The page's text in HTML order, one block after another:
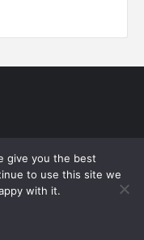
sur
Aller
qui
give you the best
to use this site we
with it.